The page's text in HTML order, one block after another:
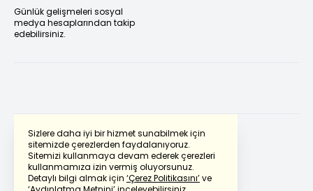
Sizlere daha iyi bir hizmet sunabilmek için
sitemizde çerezlerden faydalanıyoruz.
Sitemizi kullanmaya devam ederek çerezleri
kullanmamıza izin vermiş oluyorsunuz.
Detaylı bilgi almak için ‘Çerez Politikasını’ve
Günlük gelişmeleri sosyal
medya hesaplarından takip
edebilirsiniz.
Powered by Translate